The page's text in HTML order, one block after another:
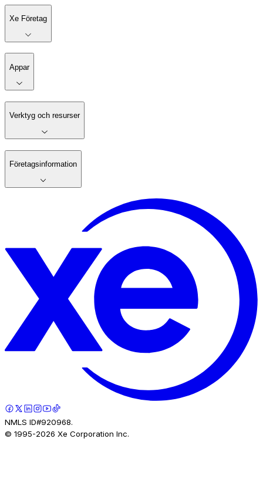
Xe Företag
Appar
Verktyg och resurser
Företagsinformation
NMLS ID#920968.
© 1995-2026 Xe Corporation Inc.